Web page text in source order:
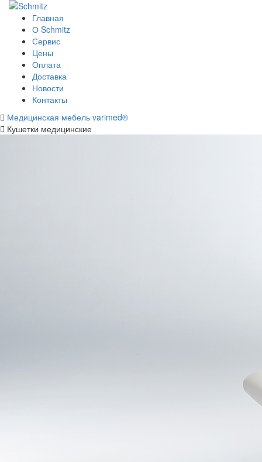
Главная
О Schmitz
Сервис
Цены
Оплата
Доставка
Новости
Контакты
Медицинская мебель varimed®
Кушетки медицинские